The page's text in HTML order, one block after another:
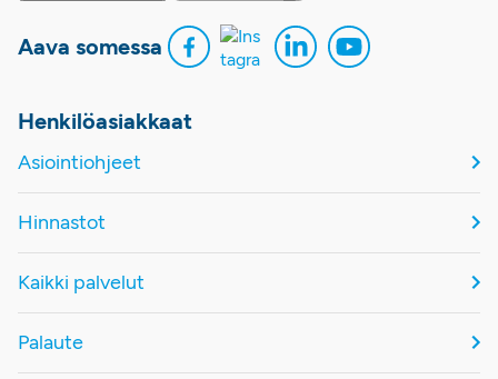
Aava somessa
Henkilöasiakkaat
Asiointiohjeet
Hinnastot
Kaikki palvelut
Palaute